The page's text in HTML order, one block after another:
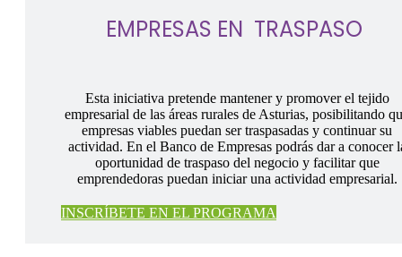
EMPRESAS EN TRASPASO
Esta iniciativa pretende mantener y promover el tejido
empresarial de las áreas rurales de Asturias, posibilitando
empresas viables puedan ser traspasadas y continuar su
actividad. En el Banco de Empresas podrás dar a conocer
oportunidad de traspaso del negocio y facilitar que
emprendedoras puedan iniciar una actividad empresarial.
INSCRÍBETE EN EL PROGRAMA